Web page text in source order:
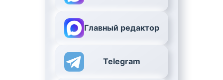
Главный редактор
Telegram